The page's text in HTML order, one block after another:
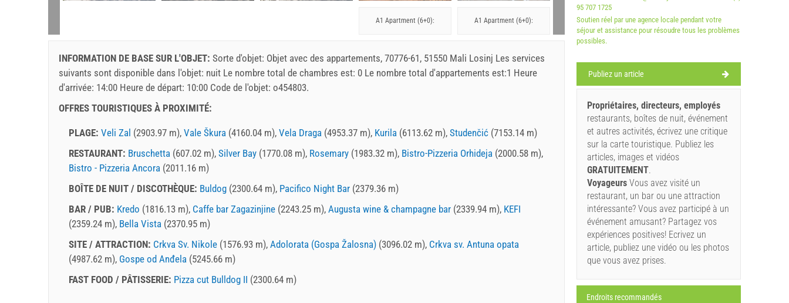
A1 Apartment (6+0): A1 Apartment (6+0):
INFORMATION DE BASE SUR L'OBJET: Sorte d'objet: Objet avec des appartements, 70776-61, 51550 Mali Losinj Les services
suivants sont disponible dans l'objet: nuit Le nombre total de chambres est: 0 Le nombre total d'appartements est:1 Heure
d'arrivée: 14:00 Heure de départ: 10:00 Code de l'objet: o454803.
OFFRES TOURISTIQUES À PROXIMITÉ:
PLAGE: Veli Zal (2903.97 m), Vale Škura (4160.04 m), Vela Draga (4953.37 m), Kurila (6113.62 m), Studenčić (7153.14 m)
RESTAURANT: Bruschetta (607.02 m), Silver Bay (1770.08 m), Rosemary (1983.32 m), Bistro-Pizzeria Orhideja (2000.58 m),
Bistro - Pizzeria Ancora (2011.16 m)
BOÎTE DE NUIT / DISCOTHÈQUE: Buldog (2300.64 m), Pacifico Night Bar (2379.36 m)
BAR / PUB: Kredo (1816.13 m), Caffe bar Zagazinjine (2243.25 m), Augusta wine & champagne bar (2339.94 m), KEFI
(2359.24 m), Bella Vista (2370.95 m)
SITE / ATTRACTION: Crkva Sv. Nikole (1576.93 m), Adolorata (Gospa Žalosna) (3096.02 m), Crkva sv. Antuna opata
(4987.62 m), Gospe od Anđela (5245.66 m)
FAST FOOD / PÂTISSERIE: Pizza cut Bulldog II (2300.64 m)
95 707 1725
Soutien réel par une agence locale pendant votre
séjour et assistance pour résoudre tous les problèmes
possibles.
Publiez un article
Propriétaires, directeurs, employés
restaurants, boîtes de nuit, événement
et autres activités, écrivez une critique
sur la carte touristique. Publiez les
articles, images et vidéos
GRATUITEMENT.
Voyageurs Vous avez visité un
restaurant, un bar ou une attraction
intéressante? Vous avez participé à un
événement amusant? Partagez vos
expériences positives! Ecrivez un
article, publiez une vidéo ou les photos
que vous avez prises.
Endroits recommandés